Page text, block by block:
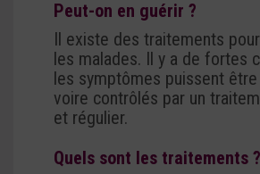
Peut-on en guérir ?
Il existe des traitements
les malades. Il y a de fortes
les symptômes puissent
voire contrôlés par un
et régulier.
Quels sont les traitements ?